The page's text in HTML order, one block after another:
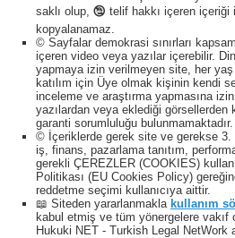
saklı olup, 🕲 telif hakkı içeren içeriği
kopyalanamaz.
© Sayfalar demokrasi sınırları
içeren video veya yazılar içerebilir.
yapmaya izin verilmeyen site, her
katılım için Üye olmak kişinin kendi
inceleme ve araştırma yapmasına
yazılardan veya eklediği
garanti sorumluluğu bulunmamaktadır.
© İçeriklerde gerek site ve gerekse 3.
iş, finans, pazarlama tanıtım,
gerekli ÇEREZLER (COOKIES)
Politikası (EU Cookies Policy)
reddetme seçimi kullanıcıya aittir.
📖 Siteden yararlanmakla kullanım
kabul etmiş ve tüm yönergelere vakıf
Hukuki NET - Turkish Legal NetWork